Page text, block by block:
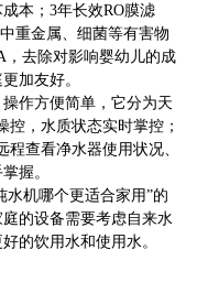
本；3年长效RO膜滤
重金属、细菌等有害物
，去除对影响婴幼儿的成
加友好。
作方便简单，它分为天
控，水质状态实时掌控；
程查看净水器使用状况、
握。
水机哪个更适合家用”的
的设备需要考虑自来水
的饮用水和使用水。